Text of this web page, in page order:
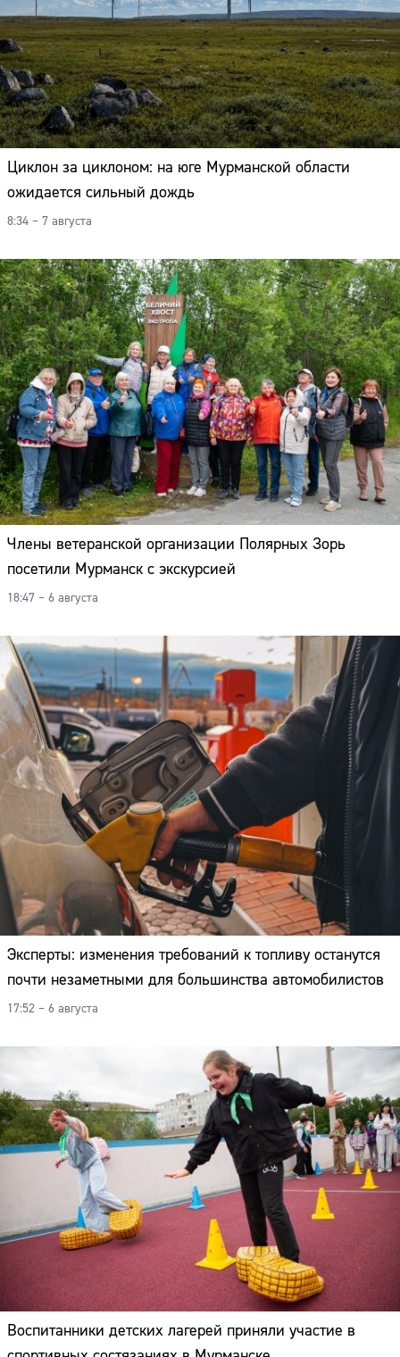
Циклон за циклоном: на юге Мурманской области
ожидается сильный дождь
8:34 – 7 августа
Члены ветеранской организации Полярных Зорь
посетили Мурманск с экскурсией
18:47 – 6 августа
Эксперты: изменения требований к топливу останутся
почти незаметными для большинства автомобилистов
17:52 – 6 августа
Воспитанники детских лагерей приняли участие в